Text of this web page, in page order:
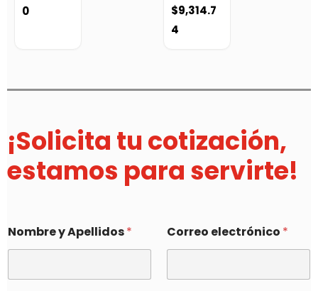
0
$9,314.7
4
¡Solicita tu cotización,
estamos para servirte!
Nombre y Apellidos* Correo electrónico *